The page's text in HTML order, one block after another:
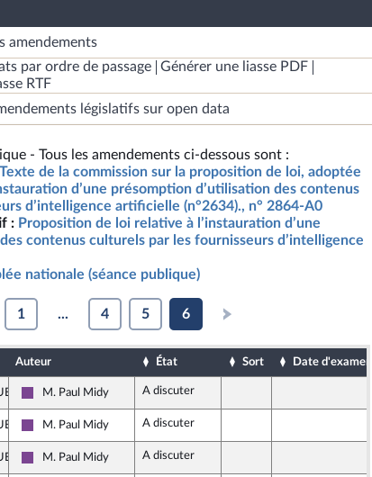
amendements
par ordre de passage
Générer une liasse PDF
RTF
législatifs sur open data
- Tous les amendements ci-dessous sont :
Texte de la commission sur la proposition de loi, adoptée
d’une présomption d’utilisation des contenus
d’intelligence artificielle (n°2634)., n° 2864-A0
: Proposition de loi relative à l’instauration d’une
contenus culturels par les fournisseurs d’intelligence
nationale (séance publique)
1 ... 4 5 6
Auteur État Sort Date d'examen
Ensemble pour la République
M. Paul Midy A discuter
Ensemble pour la République
M. Paul Midy A discuter
Ensemble pour la République
M. Paul Midy A discuter